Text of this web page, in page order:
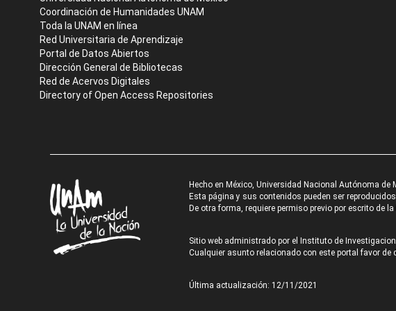
Coordinación de Humanidades UNAM
Toda la UNAM en línea
Red Universitaria de Aprendizaje
Portal de Datos Abiertos
Dirección General de Bibliotecas
Red de Acervos Digitales
Directory of Open Access Repositories
Hecho en México, Universidad Nacional Autónoma
Esta página y sus contenidos pueden ser
De otra forma, requiere permiso previo por escrito de
Sitio web administrado por el Instituto de
Cualquier asunto relacionado con este portal favor de
Última actualización: 12/11/2021